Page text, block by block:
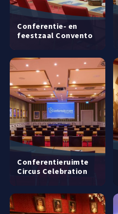
Conferentie- en
feestzaal Convento
Conferentieruimte
Circus Celebration